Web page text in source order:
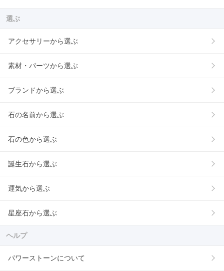
選ぶ
アクセサリーから選ぶ
素材・パーツから選ぶ
ブランドから選ぶ
石の名前から選ぶ
石の色から選ぶ
誕生石から選ぶ
運気から選ぶ
星座石から選ぶ
ヘルプ
パワーストーンについて